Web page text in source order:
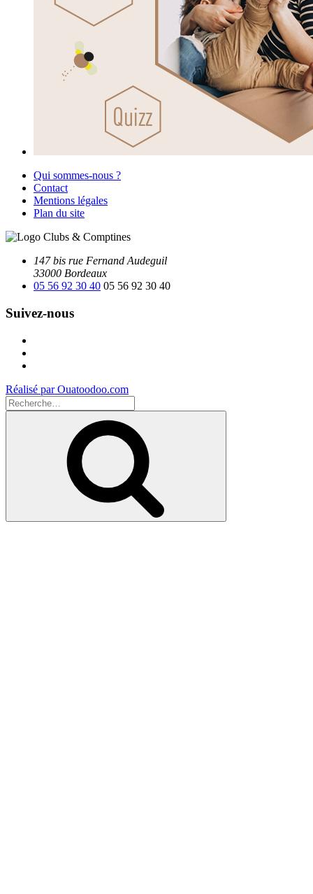
Qui sommes-nous ?
Contact
Mentions légales
Plan du site
147 bis rue Fernand Audeguil
33000 Bordeaux
05 56 92 30 40 05 56 92 30 40
Suivez-nous
Réalisé par Ouatoodoo.com
Recherche
pour